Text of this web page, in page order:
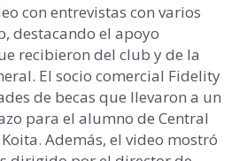
con entrevistas con varios
destacando el apoyo
recibieron del club y de la
El socio comercial Fidelity
de becas que llevaron a un
para el alumno de Central
Además, el video mostró